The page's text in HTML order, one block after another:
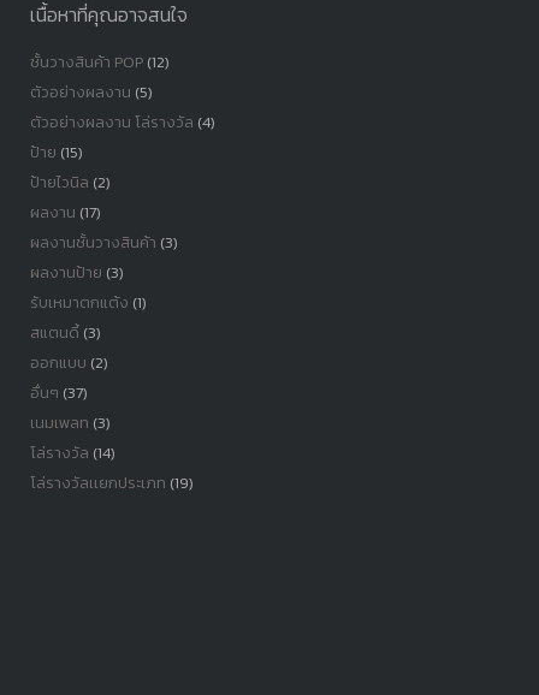
เนื้อหาที่คุณอาจสนใจ
ชั้นวางสินค้า POP(12)
ตัวอย่างผลงาน (5)
ตัวอย่างผลงาน โล่รางวัล (4)
ป้าย (15)
ป้ายไวนิล (2)
ผลงาน (17)
ผลงานชั้นวางสินค้า (3)
ผลงานป้าย (3)
รับเหมาตกแต้ง (1)
สแตนดี้(3)
ออกแบบ (2)
อื่นๆ (37)
เนมเพลท (3)
โล่รางวัล (14)
โล่รางวัลเเยกประเภท (19)